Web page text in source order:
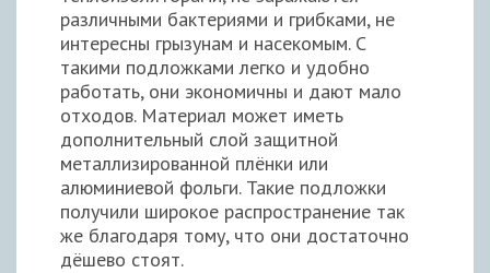
различными бактериями и грибками, не
интересны грызунам и насекомым. С
такими подложками легко и удобно
работать, они экономичны и дают мало
отходов. Материал может иметь
дополнительный слой защитной
металлизированной плёнки или
алюминиевой фольги. Такие подложки
получили широкое распространение так
же благодаря тому, что они достаточно
дёшево стоят.